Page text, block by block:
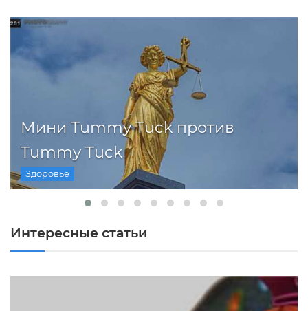
Мини Tummy Tuck против
Tummy Tuck
Здоровье
Интересные статьи